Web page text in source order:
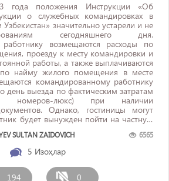
положения Инструкции «Об
о служебных командировках в
Узбекистан» значительно устарели и не
сегодняшнего дня.
возмещаются расходы по
проезду к месту командировки и
работы, а также выплачиваются
найму жилого помещения в месте
командированному работнику
день выезда по фактическим затратам
номеров-люкс) при наличии
Однако, гостиницы могут
будет вынужден пойти на частную
SULTAN ZAIDOVICH 6565
5 Изоҳлар
194 0